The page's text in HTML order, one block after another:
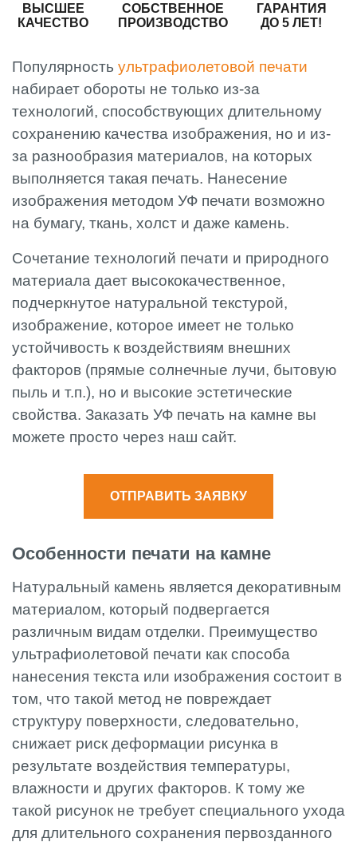
ВЫСШЕЕ
КАЧЕСТВО
СОБСТВЕННОЕ
ПРОИЗВОДСТВО
ГАРАНТИЯ
ДО 5 ЛЕТ!
Популярность ультрафиолетовой печати
набирает обороты не только из-за
технологий, способствующих длительному
сохранению качества изображения, но и из-
за разнообразия материалов, на которых
выполняется такая печать. Нанесение
изображения методом УФ печати возможно
на бумагу, ткань, холст и даже камень.
Сочетание технологий печати и природного
материала дает высококачественное,
подчеркнутое натуральной текстурой,
изображение, которое имеет не только
устойчивость к воздействиям внешних
факторов (прямые солнечные лучи, бытовую
пыль и т.п.), но и высокие эстетические
свойства. Заказать УФ печать на камне вы
можете просто через наш сайт.
ОТПРАВИТЬ ЗАЯВКУ
Особенности печати на камне
Натуральный камень является декоративным
материалом, который подвергается
различным видам отделки. Преимущество
ультрафиолетовой печати как способа
нанесения текста или изображения состоит в
том, что такой метод не повреждает
структуру поверхности, следовательно,
снижает риск деформации рисунка в
результате воздействия температуры,
влажности и других факторов. К тому же
такой рисунок не требует специального ухода
для длительного сохранения первозданного